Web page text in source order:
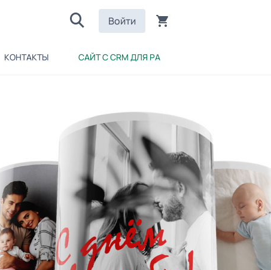
Войти
КОНТАКТЫ САЙТ С CRM ДЛЯ РА